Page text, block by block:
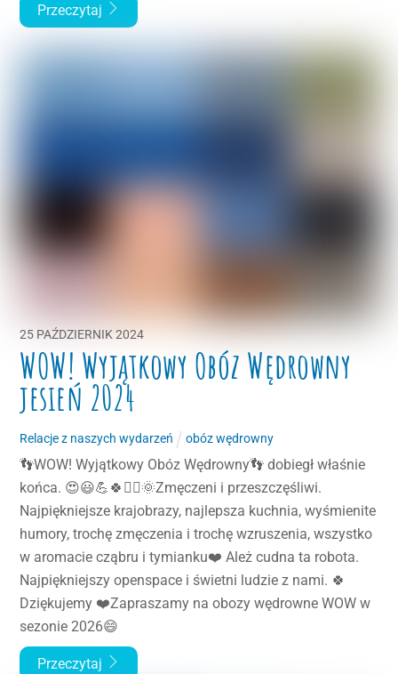
Przeczytaj
25 PAŹDZIERNIK 2024
WOW! Wyjątkowy Obóz Wędrowny
jesień 2024
Relacje z naszych wydarzeń obóz wędrowny
👣WOW! Wyjątkowy Obóz Wędrowny👣 dobiegł właśnie
końca. 😍😃💪🍀🏊‍♂️🌞Zmęczeni i przeszczęśliwi.
Najpiękniejsze krajobrazy, najlepsza kuchnia, wyśmienite
humory, trochę zmęczenia i trochę wzruszenia, wszystko
w aromacie cząbru i tymianku❤️ Ależ cudna ta robota.
Najpiękniejszy openspace i świetni ludzie z nami. 🍀
Dziękujemy ❤️Zapraszamy na obozy wędrowne WOW w
sezonie 2026😄
Przeczytaj